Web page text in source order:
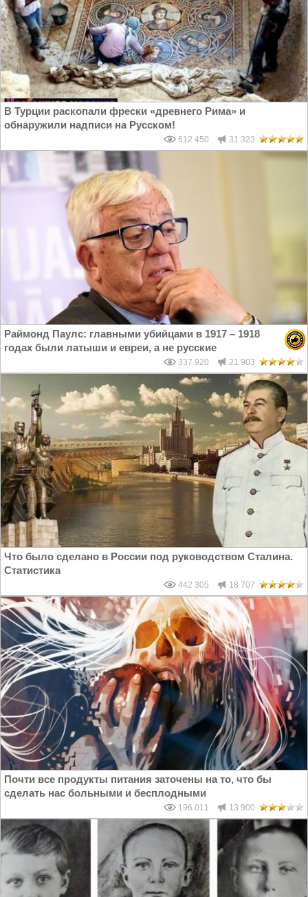
В Турции раскопали фрески «древнего Рима» и
обнаружили надписи на Русском!
612 450 31 323
Раймонд Паулс: главными убийцами в 1917 – 1918
годах были латыши и евреи, а не русские
337 920 21 903
Что было сделано в России под руководством Сталина.
Статистика
442 305 18 707
Почти все продукты питания заточены на то, что бы
сделать нас больными и бесплодными
196 011 13 900